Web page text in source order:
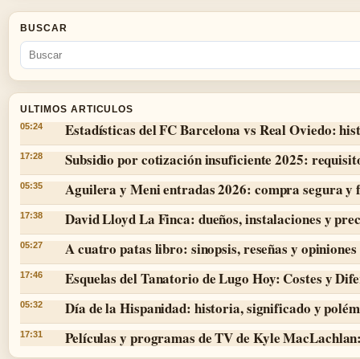
BUSCAR
ULTIMOS ARTICULOS
05:24 Estadísticas del FC Barcelona vs Real Oviedo:
17:28 Subsidio por cotización insuficiente 2025:
05:35 Aguilera y Meni entradas 2026: compra segura y
17:38 David Lloyd La Finca: dueños, instalaciones y
05:27 A cuatro patas libro: sinopsis, reseñas y opiniones
17:46 Esquelas del Tanatorio de Lugo Hoy: Costes y
05:32 Día de la Hispanidad: historia, significado y
17:31 Películas y programas de TV de Kyle